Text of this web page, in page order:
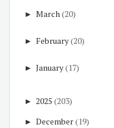
► March(20)
► February(20)
► January(17)
► 2025 (203)
► December(19)